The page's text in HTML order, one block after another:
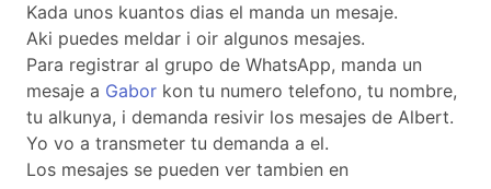
Kada unos kuantos dias el manda un mesaje.
Aki puedes meldar i oir algunos mesajes.
Para registrar al grupo de WhatsApp, manda un
mesaje a Gabor kon tu numero telefono, tu nombre,
tu alkunya, i demanda resivir los mesajes de Albert.
Yo vo a transmeter tu demanda a el.
Los mesajes se pueden ver tambien en